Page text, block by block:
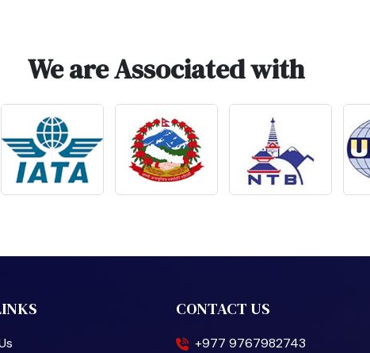
We are Associated with
CONTACT US
+977 9767982743